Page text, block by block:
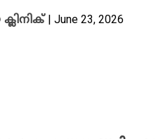
| June 23, 2026